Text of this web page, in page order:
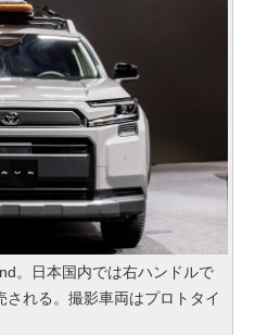
。日本国内では右ハンドルで
される。撮影車両はプロトタイ